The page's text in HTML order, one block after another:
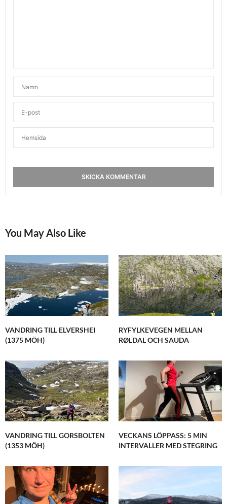
You May Also Like
VANDRING TILL ELVERSHEI
(1375 MÖH)
RYFYLKEVEGEN MELLAN
RØLDAL OCH SAUDA
VANDRING TILL GORSBOLTEN
(1353 MÖH)
VECKANS LÖPPASS: 5 MIN
INTERVALLER MED STEGRING